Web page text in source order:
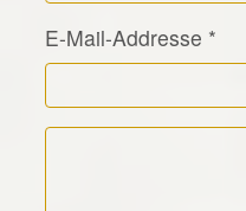
E-Mail-Addresse *
Kommentar Text